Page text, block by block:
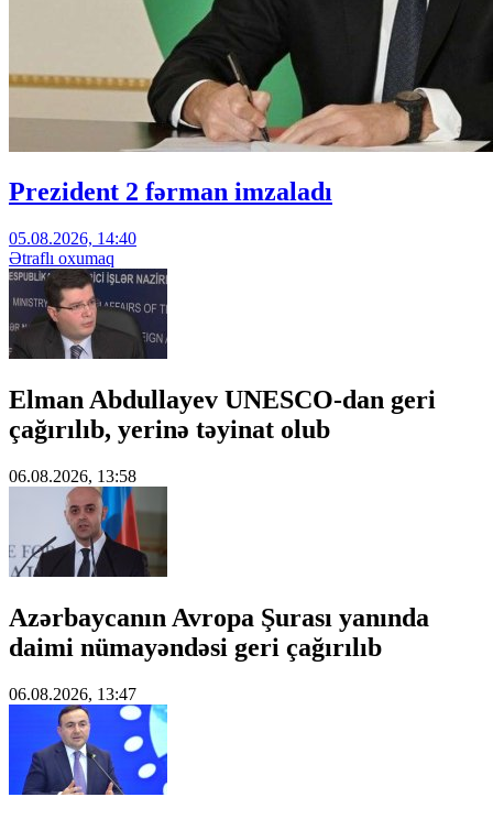
Prezident 2 fərman imzaladı
05.08.2026, 14:40
Ətraflı oxumaq
Elman Abdullayev UNESCO-dan geri
çağırılıb, yerinə təyinat olub
06.08.2026, 13:58
Azərbaycanın Avropa Şurası yanında
daimi nümayəndəsi geri çağırılıb
06.08.2026, 13:47